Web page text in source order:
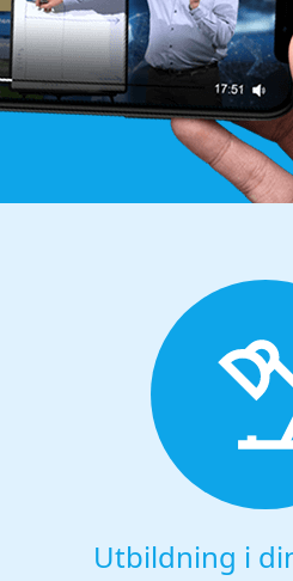
Utbildning i